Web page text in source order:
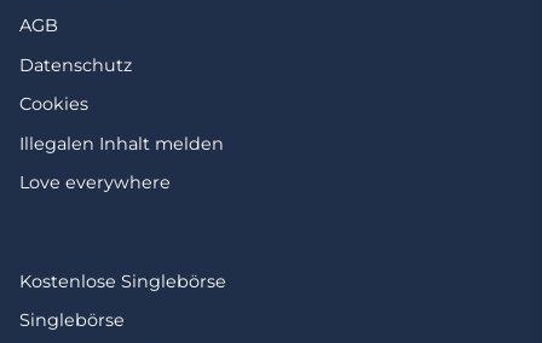
AGB
Datenschutz
Cookies
Illegalen Inhalt melden
Love everywhere
Kostenlose Singlebörse
Singlebörse